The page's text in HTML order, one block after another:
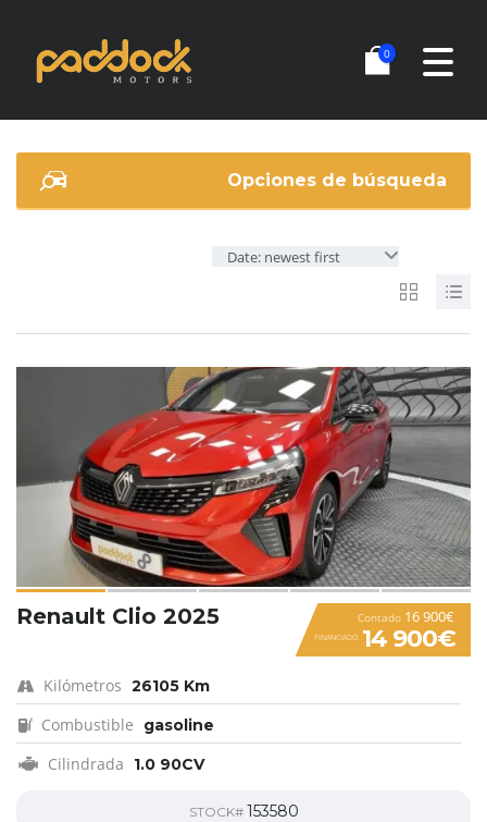
0
Opciones de búsqueda
Date: newest first
Contado 16 900€
FINANCIADO 14 900€
Renault Clio 2025
Kilómetros 26105 Km
Combustible gasoline
Cilindrada 1.0 90CV
STOCK# 153580